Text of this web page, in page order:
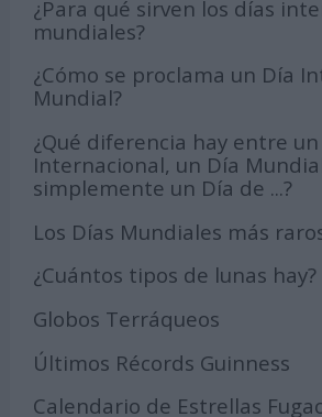
¿Para qué sirven los días
mundiales?
¿Cómo se proclama un Día
Mundial?
¿Qué diferencia hay entre un
Internacional, un Día
simplemente un Día de ...?
Los Días Mundiales más
¿Cuántos tipos de lunas hay?
Globos Terráqueos
Últimos Récords Guinness
Calendario de Estrellas